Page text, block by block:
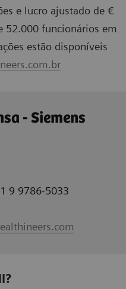
e lucro ajustado de €
52.000 funcionários em
estão disponíveis
- Siemens
9 9786-5033